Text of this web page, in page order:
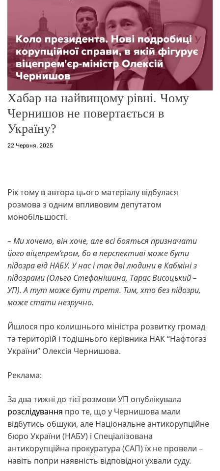
е
и
у
Хабар на найвищому рівні. Чому
Чернишов не повертається в
Україну?
22 Червня, 2025
Рік тому в автора цього матеріалу відбулася
розмова з одним впливовим депутатом
монобільшості.
– Ми хочемо, він хоче, але всі бояться призначати
його віцепрем’єром, бо в перспективі може бути
підозра від НАБУ. У нас і так дві людини в Кабміні з
підозрами (Ольга Стефанішина, Тарас Висоцький –
УП). А тут може бути третя. Тим, хто без підозри,
може стати незручно.
Йшлося про колишнього міністра розвитку громад
та територій і тодішнього керівника НАК “Нафтогаз
України” Олексія Чернишова.
Реклама:
За два тижні до тієї розмови УП опублікувала
розслідування про те, що у Чернишова мали
відбутись обшуки, але Національне антикорупційне
бюро України (НАБУ) і Спеціалізована
антикорупційна прокуратура (САП) їх не провели –
навіть попри наявність відповідної ухвали суду.